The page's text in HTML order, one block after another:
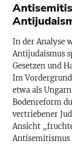
In der Analyse
Antijudaismus
Gesetzen und
Im
etwa als
Bodenreform
vertriebener
Ansicht